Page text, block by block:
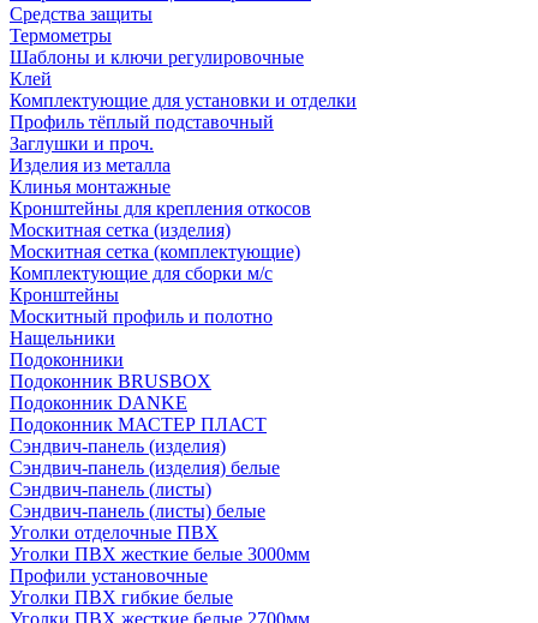
Средства защиты
Термометры
Шаблоны и ключи регулировочные
Клей
Комплектующие для установки и отделки
Профиль тёплый подставочный
Заглушки и проч.
Изделия из металла
Клинья монтажные
Кронштейны для крепления откосов
Москитная сетка (изделия)
Москитная сетка (комплектующие)
Комплектующие для сборки м/с
Кронштейны
Москитный профиль и полотно
Нащельники
Подоконники
Подоконник BRUSBOX
Подоконник DANKE
Подоконник МАСТЕР ПЛАСТ
Сэндвич-панель (изделия)
Сэндвич-панель (изделия) белые
Сэндвич-панель (листы)
Сэндвич-панель (листы) белые
Уголки отделочные ПВХ
Уголки ПВХ жесткие белые 3000мм
Профили установочные
Уголки ПВХ гибкие белые
Уголки ПВХ жесткие белые 2700мм